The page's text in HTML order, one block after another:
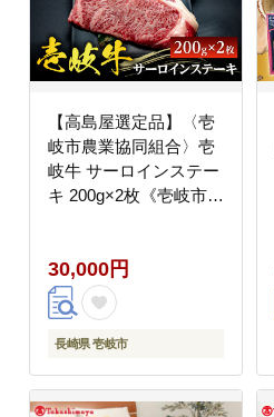
【高島屋選定品】〈壱
岐市農業協同組合〉壱
岐牛 サーロインステー
キ 200g×2枚《壱岐市》
30000円 3万円
30,000円
長崎県 壱岐市